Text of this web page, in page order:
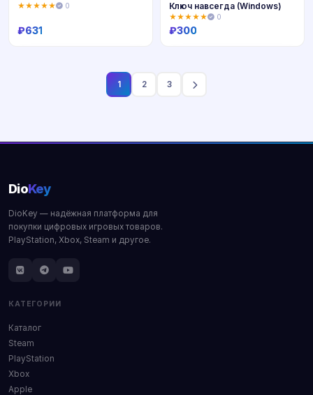
★★★★★ 0
₽631
Ключ навсегда (Windows)
★★★★★ 0
₽300
1 2 3
DioKey
DioKey — надёжная платформа для
покупки цифровых игровых товаров.
PlayStation, Xbox, Steam и другое.
КАТЕГОРИИ
Каталог
Steam
PlayStation
Xbox
Apple